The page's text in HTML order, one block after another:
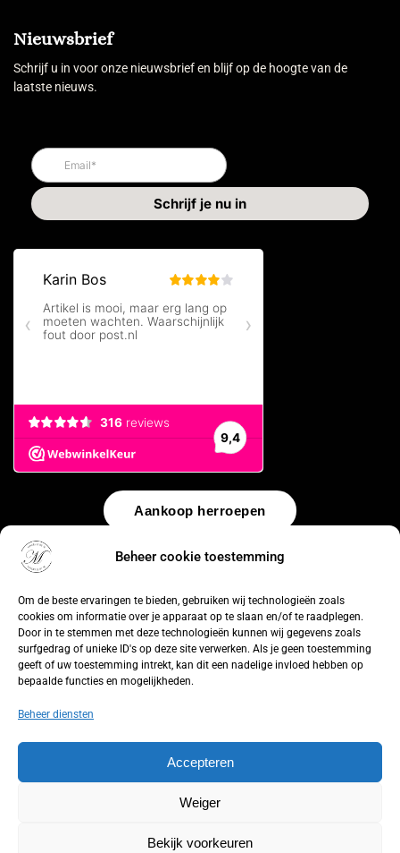
Beheer cookie toestemming
Om de beste ervaringen te bieden, gebruiken wij technologieën zoals
cookies om informatie over je apparaat op te slaan en/of te raadplegen.
Door in te stemmen met deze technologieën kunnen wij gegevens zoals
surfgedrag of unieke ID's op deze site verwerken. Als je geen toestemming
geeft of uw toestemming intrekt, kan dit een nadelige invloed hebben op
bepaalde functies en mogelijkheden.
Beheer diensten
Accepteren
Weiger
Bekijk voorkeuren
Nieuwsbrief
Schrijf u in voor onze nieuwsbrief en blijf op de hoogte van de
laatste nieuws.
Aankoop herroepen
© 2026 by WebUnlimited–Algemene voorwaarden